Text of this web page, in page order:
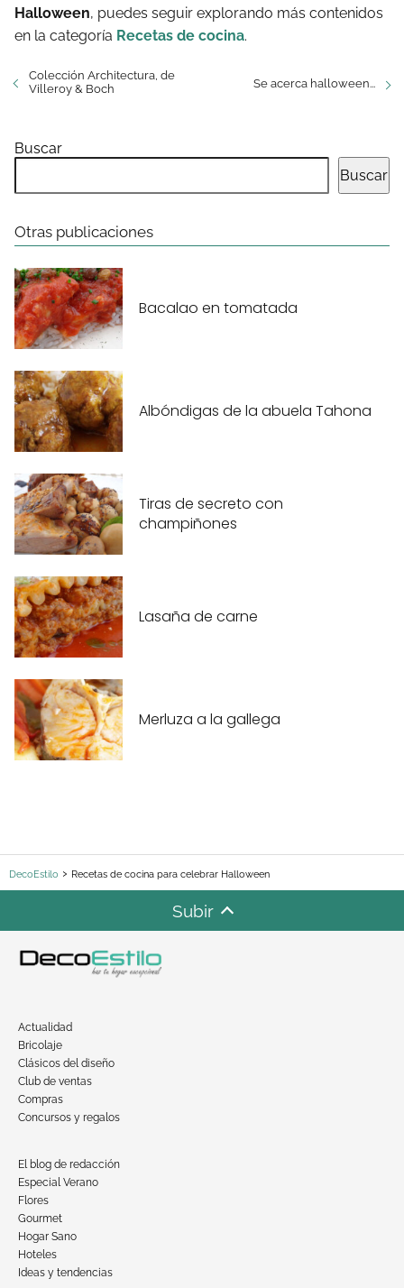
Halloween, puedes seguir explorando más contenidos
en la categoría Recetas de cocina.
Colección Architectura, de
Villeroy & Boch
Se acerca halloween...
Buscar
Buscar
Otras publicaciones
Bacalao en tomatada
Albóndigas de la abuela Tahona
Tiras de secreto con
champiñones
Lasaña de carne
Merluza a la gallega
DecoEstilo Recetas de cocina para celebrar Halloween
Subir
Actualidad
Bricolaje
Clásicos del diseño
Club de ventas
Compras
Concursos y regalos
El blog de redacción
Especial Verano
Flores
Gourmet
Hogar Sano
Hoteles
Ideas y tendencias